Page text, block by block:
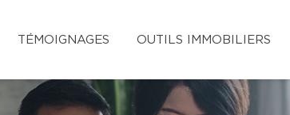
TÉMOIGNAGES OUTILS IMMOBILIERS